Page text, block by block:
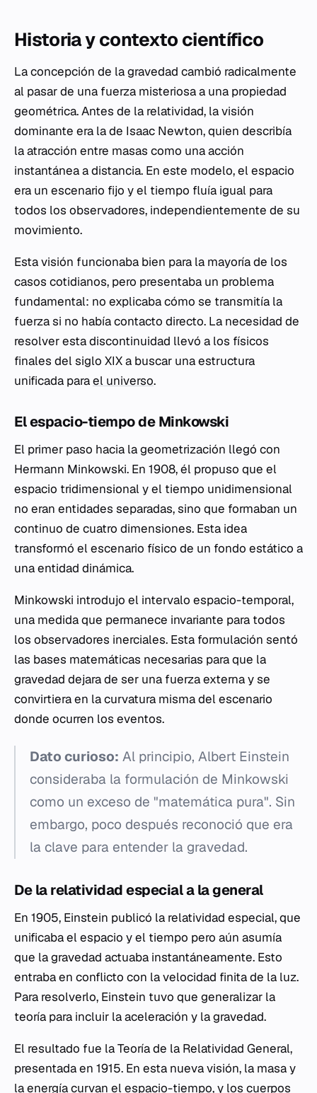
Historia y contexto científico
La concepción de la gravedad cambió radicalmente
al pasar de una fuerza misteriosa a una propiedad
geométrica. Antes de la relatividad, la visión
dominante era la de Isaac Newton, quien describía
la atracción entre masas como una acción
instantánea a distancia. En este modelo, el espacio
era un escenario fijo y el tiempo fluía igual para
todos los observadores, independientemente de su
movimiento.
Esta visión funcionaba bien para la mayoría de los
casos cotidianos, pero presentaba un problema
fundamental: no explicabacómo se transmitía la
fuerza si no había contacto directo. La necesidad de
resolver esta discontinuidad llevó a los físicos
finales del siglo XIX a buscar una estructura
unificada parael universo.
El espacio-tiempo de Minkowski
El primer paso hacia la geometrización llegó con
Hermann Minkowski. En 1908, él propuso que el
espacio tridimensional y el tiempo unidimensional
no eran entidades separadas, sino que formaban un
continuo de cuatro dimensiones. Esta idea
transformó el escenario físico de un fondo estático a
una entidad dinámica.
Minkowski introdujo el intervalo espacio-temporal,
una medida que permanece invariante para todos
los observadores inerciales. Esta formulación sentó
las bases matemáticas necesarias para que la
gravedad dejara de ser una fuerza externa y se
convirtiera en la curvatura misma del escenario
donde ocurren los eventos.
Dato curioso: Al principio, Albert Einstein
consideraba la formulación de Minkowski
como un exceso de "matemática pura". Sin
embargo, poco después reconoció que era
la clave para entender la gravedad.
De la relatividad especial a la general
En 1905, Einstein publicó la relatividad especial, que
unificaba el espacio y el tiempo pero aún asumía
que la gravedad actuaba instantáneamente. Esto
entraba en conflicto con la velocidad finita de la luz.
Para resolverlo, Einstein tuvo que generalizar la
teoría para incluir la aceleración y la gravedad.
El resultado fue la Teoría de la Relatividad General,
presentada en 1915. En esta nueva visión, la masa y
la energía curvan el espacio-tiempo, y los cuerpos